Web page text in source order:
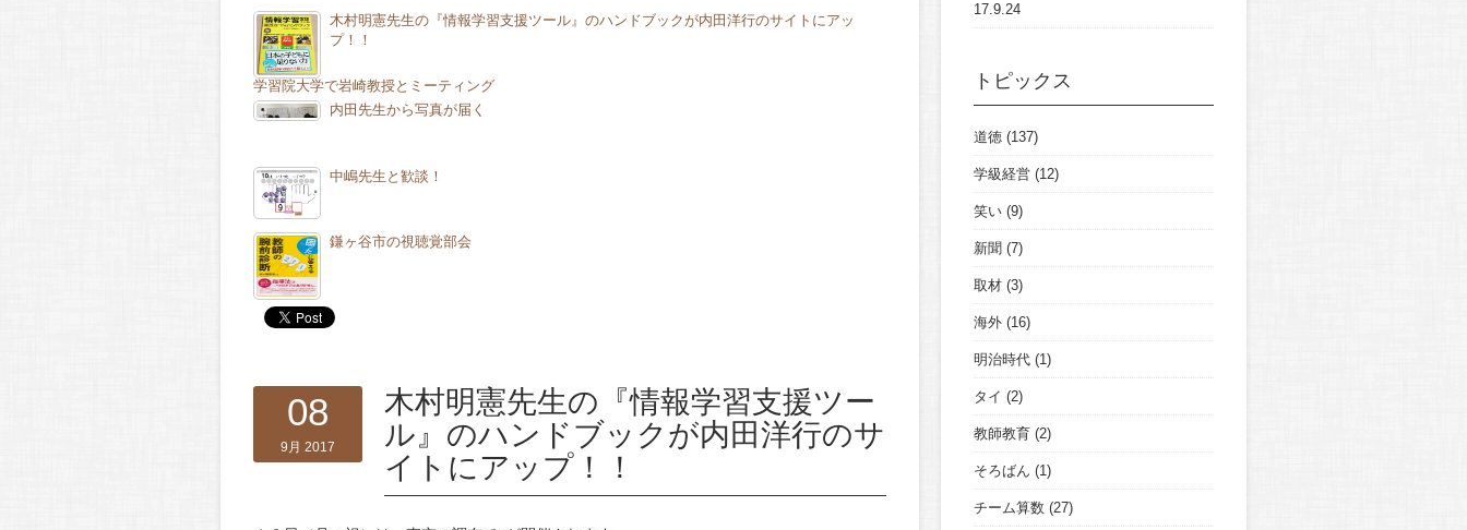
木村明憲先生の『情報学習支援ツール』のハンドブックが内田洋行のサイトにアッ
プ！！
学習院大学で岩崎教授とミーティング
内田先生から写真が届く
中嶋先生と歓談！
鎌ヶ谷市の視聴覚部会
08
9月 2017
木村明憲先生の『情報学習支援ツー
ル』のハンドブックが内田洋行のサ
イトにアップ！！
17.9.24
トピックス
道徳 (137)
学級経営 (12)
笑い (9)
新聞 (7)
取材 (3)
海外 (16)
明治時代 (1)
タイ (2)
教師教育 (2)
そろばん (1)
チーム算数 (27)